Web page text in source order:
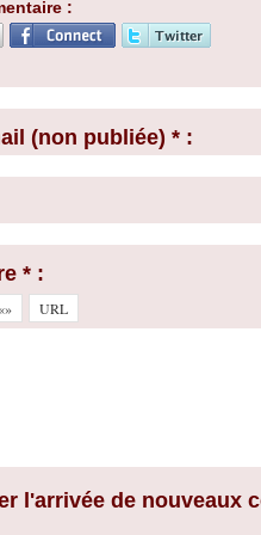
:
(non publiée) * :
* :
l'arrivée de nouveaux